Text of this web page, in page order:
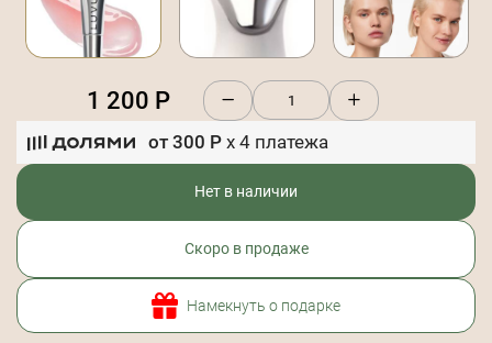
1 200 Р
от 300 Р x 4 платежа
Нет в наличии
Скоро в продаже
Намекнуть о подарке